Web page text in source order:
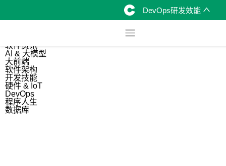
DevOps研发效能
软件资讯
AI & 大模型
大前端
软件架构
开发技能
硬件 & IoT
DevOps
程序人生
数据库